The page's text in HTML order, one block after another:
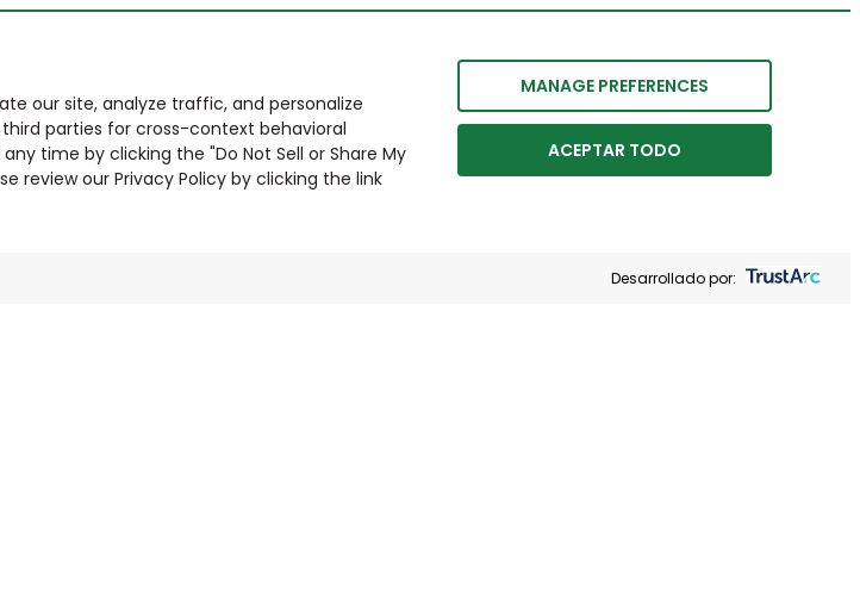
our site, analyze traffic, and personalize
parties for cross-context behavioral
time by clicking the "Do Not Sell or Share My
review our Privacy Policy by clicking the link
MANAGE PREFERENCES
ACEPTAR TODO
Desarrollado por: